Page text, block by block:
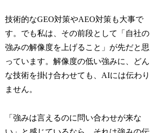
技術的なGEO対策やAEO対策も大事で
す。でも私は、その前段として「自社の
強みの解像度を上げること」が先だと思
っています。解像度の低い強みに、どん
な技術を掛け合わせても、AIには伝わり
ません。
「強みは言えるのに問い合わせが来な